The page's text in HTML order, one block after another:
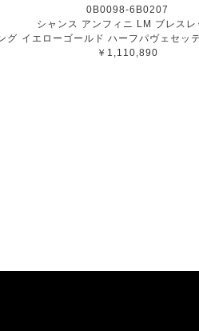
グ
0B0098-6B0207
シャンス アンフィニ LM ブレスレ
イエローゴールド ハーフパヴェセッ
￥1,110,890